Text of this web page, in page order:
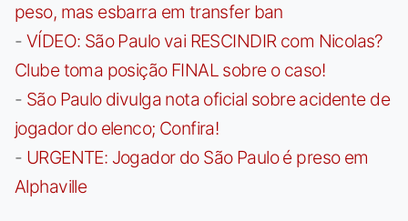
peso, mas esbarra em transfer ban
- VÍDEO: São Paulo vai RESCINDIR com Nicolas?
Clube toma posição FINAL sobre o caso!
- São Paulo divulga nota oficial sobre acidente de
jogador do elenco; Confira!
- URGENTE: Jogador do São Paulo é preso em
Alphaville